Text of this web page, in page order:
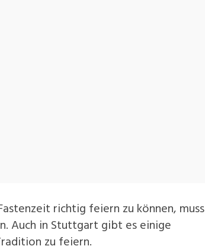
richtig feiern zu können, muss
Auch in Stuttgart gibt es einige
zu feiern.